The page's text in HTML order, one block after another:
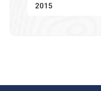
2015